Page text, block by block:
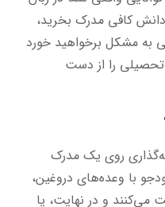
کافی مدرک بخرید،
به مشکل برخواهید خورد
را از دست
روی یک مدرک
با وعده‌های دروغین،
می‌کنند و در نهایت، یا